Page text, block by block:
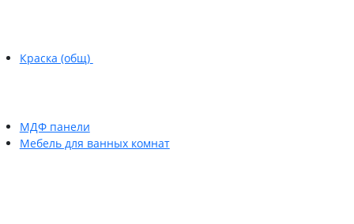
Краска (общ)
МДФ панели
Мебель для ванных комнат